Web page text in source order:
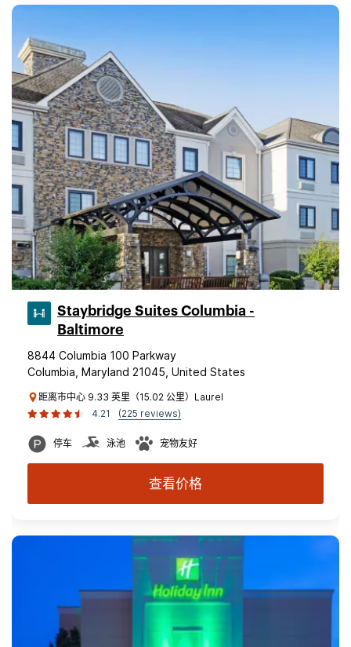
Staybridge Suites Columbia -
Baltimore
8844 Columbia 100 Parkway
Columbia, Maryland 21045, United States
距离市中心 9.33 英里（15.02 公里）Laurel
4.21
(225 reviews)
停车 泳池 宠物友好
查看价格